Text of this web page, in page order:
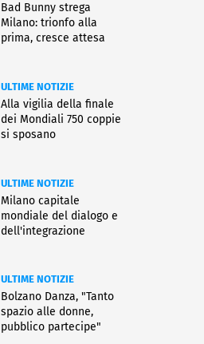
Bad Bunny strega
Milano: trionfo alla
prima, cresce attesa
ULTIME NOTIZIE
Alla vigilia della finale
dei Mondiali 750 coppie
si sposano
ULTIME NOTIZIE
Milano capitale
mondiale del dialogo e
dell'integrazione
ULTIME NOTIZIE
Bolzano Danza, "Tanto
spazio alle donne,
pubblico partecipe"